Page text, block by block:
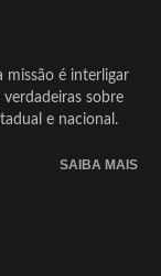
é interligar
sobre
e nacional.
SAIBA MAIS